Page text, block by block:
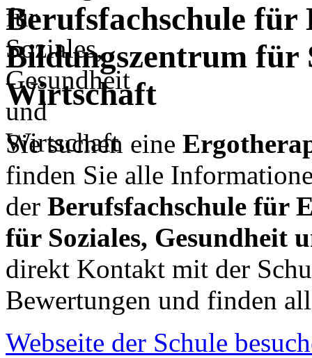
Berufsfachschule für
Bildungszentrum für
Wirtschaft
Sie suchen eine
finden Sie alle
der Berufsfachschule für
für Soziales, Gesundheit
direkt Kontakt mit der
Bewertungen und finden
Webseite der Schule